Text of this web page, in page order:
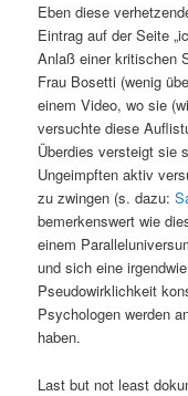
Eben diese
Eintrag auf der Seite
Anlaß einer kritischen
Frau Bosetti (wenig
einem Video, wo sie
versuchte diese
Überdies versteigt sie
Ungeimpften aktiv
zu zwingen (s. dazu:
bemerkenswert wie
einem
und sich eine
Pseudowirklichkeit
Psychologen werden
haben.
Last but not least